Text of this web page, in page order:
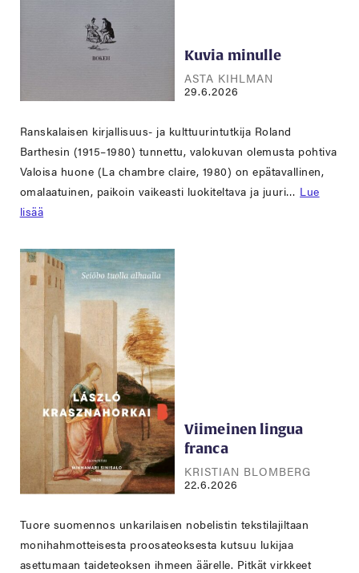
Kuvia minulle
ASTA KIHLMAN
29.6.2026
Ranskalaisen kirjallisuus- ja kulttuurintutkija Roland
Barthesin (1915–1980) tunnettu, valokuvan olemusta pohtiva
Valoisa huone (La chambre claire, 1980) on epätavallinen,
omalaatuinen, paikoin vaikeasti luokiteltava ja juuri… Lue
lisää
Viimeinen lingua
franca
KRISTIAN BLOMBERG
22.6.2026
Tuore suomennos unkarilaisen nobelistin tekstilajiltaan
monihahmotteisesta proosateoksesta kutsuu lukijaa
asettumaan taideteoksen ihmeen äärelle. Pitkät virkkeet